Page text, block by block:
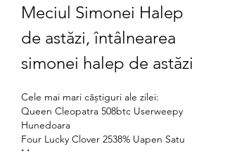
Meciul Simonei Halep
de astăzi, întâlnearea
simonei halep de astăzi
Cele mai mari câștiguri ale zilei:
Queen Cleopatra 508btc Userweepy
Hunedoara
Four Lucky Clover 2538% Uapen Satu